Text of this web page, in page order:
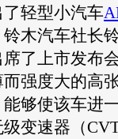
了轻型小汽车
铃木汽车社长
席了上市发布
而强度大的高
能够使该车进
级变速器（